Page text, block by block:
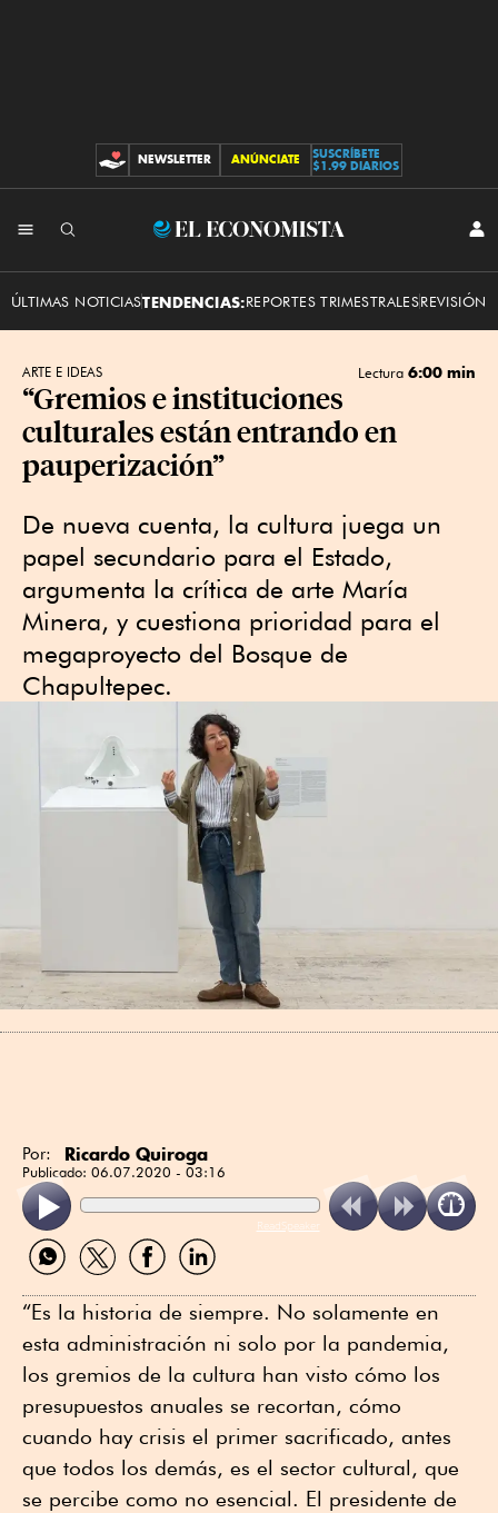
CONTRIBUCIONES
NEWSLETTER ANÚNCIATE
SUSCRÍBETE
$1.99 DIARIOS
El
ÚLTIMAS NOTICIASTENDENCIAS:REPORTES TRIMESTRALESREVISIÓN
ARTE E IDEAS Lectura 6:00 min
“Gremios e instituciones
culturales están entrando en
pauperización”
De nueva cuenta, la cultura juega un
papel secundario para el Estado,
argumenta la crítica de arte María
Minera, y cuestiona prioridad para el
megaproyecto del Bosque de
Chapultepec.
Por: Ricardo Quiroga
Publicado: 06.07.2020 - 03:16
ReadSpeaker
Compartir
por
Compartir
por
Compartir
por
Compartir
por
“Es la historia de siempre. No solamente en
esta administración ni solo por la pandemia,
los gremios de la cultura han visto cómo los
presupuestos anuales se recortan, cómo
cuando hay crisis el primer sacrificado, antes
que todos los demás, es el sector cultural, que
se percibe como no esencial. El presidente de